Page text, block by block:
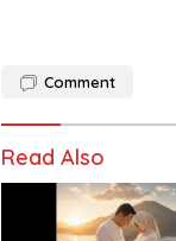
Comment
Read Also